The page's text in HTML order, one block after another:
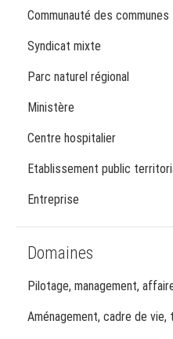
Communauté des communes
Syndicat mixte
Parc naturel régional
Ministère
Centre hospitalier
Etablissement public
Entreprise
Domaines
Pilotage, management,
Aménagement, cadre de